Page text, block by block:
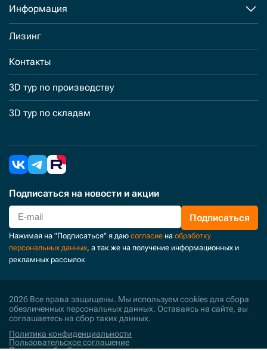
Информация
Лизинг
Контакты
3D тур по производству
3D тур по складам
Подписаться на новости и акции
Подписаться
Нажимая на "Подписаться" я даю согласие на обработку
персональных данных, а так же на получение информационных и
рекламных рассылок
2026 Все права защищены. Мы используем cookies для сбора
обезличенных персональных данных. Оставаясь на сайте, вы
соглашаетесь на сбор таких данных.
Политика конфиденциальности
Пользовательское соглашение